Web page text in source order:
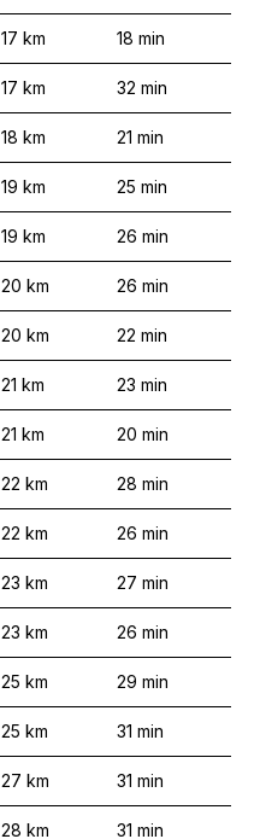
17 km 18 min
17 km 32 min
18 km 21 min
19 km 25 min
19 km 26 min
20 km 26 min
20 km 22 min
21 km 23 min
21 km 20 min
22 km 28 min
22 km 26 min
23 km 27 min
23 km 26 min
25 km 29 min
25 km 31 min
27 km 31 min
28 km 31 min